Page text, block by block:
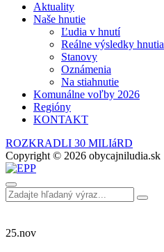
Aktuality
Naše hnutie
Ľudia v hnutí
Reálne výsledky hnutia
Stanovy
Oznámenia
Na stiahnutie
Komunálne voľby 2026
Regióny
KONTAKT
ROZKRADLI 30 MILIáRD
Copyright © 2026 obycajniludia.sk
25.nov